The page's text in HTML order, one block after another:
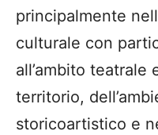
principalmente
culturale con
all’ambito teatrale
territorio,
storicoartistico e